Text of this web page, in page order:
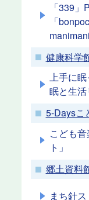
「339
「
健康科学
上手に
眠と生
5-Daysこ
こども
ト」
郷土資料
まち針